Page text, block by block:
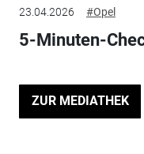
23.04.2026 #Opel
5-Minuten-
ZUR MEDIATHEK